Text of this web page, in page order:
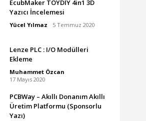
EcubMaker TOYDIY 4in1 3D
Yazıcı İncelemesi
Yücel Yılmaz 5 Temmuz 2020
Lenze PLC : I/O Modülleri
Ekleme
Muhammet Özcan
17 Mayıs 2020
PCBWay – Akıllı Donanım Akıllı
Üretim Platformu (Sponsorlu
Yazı)